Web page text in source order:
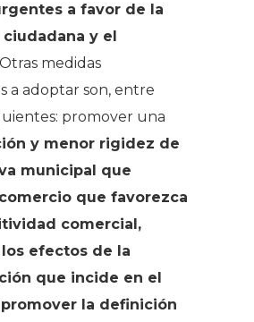
a favor de la
y el
medidas
a adoptar son, entre
promover una
y menor rigidez de
municipal que
que favorezca
comercial,
efectos de la
que incide en el
la definición